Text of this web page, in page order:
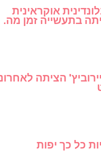
אוקראינית
בתעשייה זמן מה.
הציתה
כל כך יפות